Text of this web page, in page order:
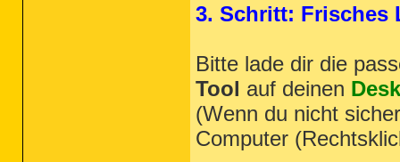
3. Schritt: Frisches
Bitte lade dir die
Tool auf deinen
(Wenn du nicht
Computer